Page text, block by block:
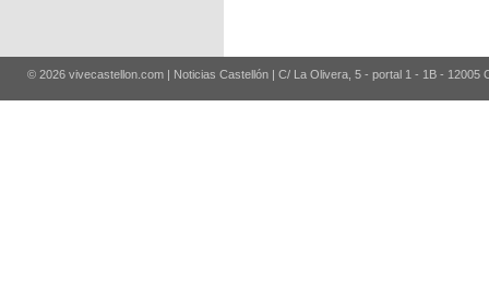
© 2026 vivecastellon.com | Noticias Castellón | C/ La Olivera, 5 - portal 1 - 1B - 12005